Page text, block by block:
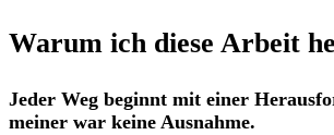
Warum ich diese Arbeit
Jeder Weg beginnt mit einer
meiner war keine Ausnahme.